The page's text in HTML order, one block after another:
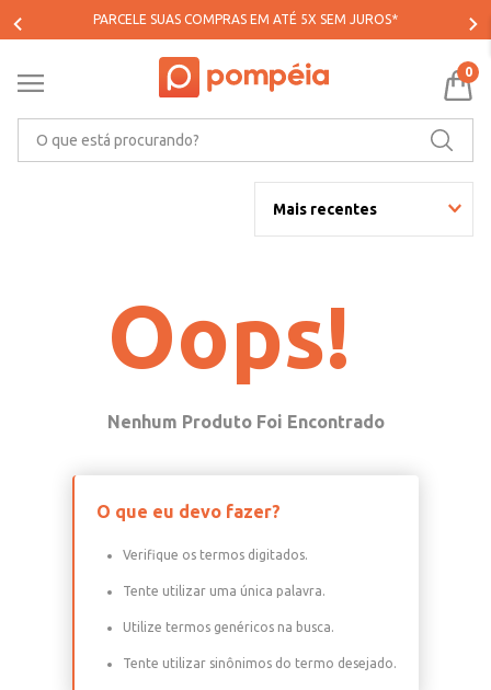
PARCELE SUAS COMPRAS EM ATÉ 5X SEM JUROS*
0
Mais recentes
Oops!
O que eu devo fazer?
Verifique os termos digitados.
Tente utilizar uma única palavra.
Utilize termos genéricos na busca.
Tente utilizar sinônimos do termo desejado.